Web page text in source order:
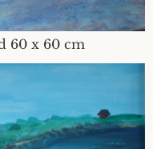
60 x 60 cm